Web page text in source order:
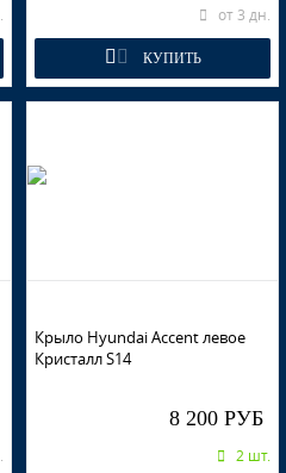
от 3 дн.
КУПИТЬ
Крыло Hyundai Accent левое
Кристалл S14
8 200 РУБ
2 шт.